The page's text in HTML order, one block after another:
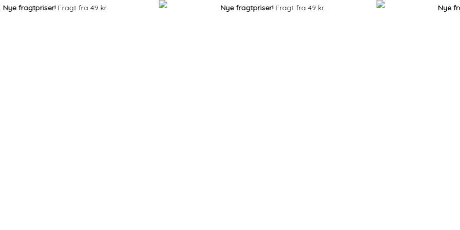
fragtpriser!Fragt fra 49 kr. Nye fragtpriser!Fragt fra 49 kr. Nye